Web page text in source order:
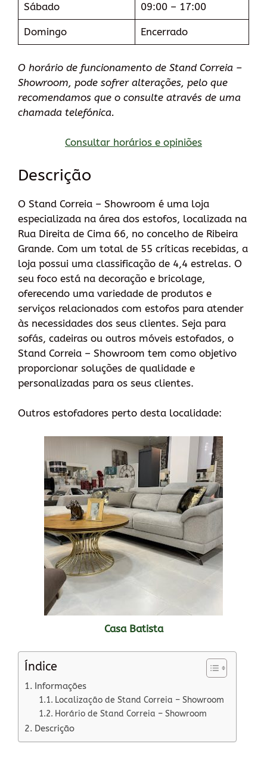
Sábado 09:00 – 17:00
Domingo Encerrado
O horário de funcionamento de Stand Correia –
Showroom, pode sofrer alterações, pelo que
recomendamos que o consulte através de uma
chamada telefónica.
Consultar horários e opiniões
Descrição
O Stand Correia – Showroom é uma loja
especializada na área dos estofos, localizada na
Rua Direita de Cima 66, no concelho de Ribeira
Grande. Com um total de 55 críticas recebidas, a
loja possui uma classificação de 4,4 estrelas. O
seu foco está na decoração e bricolage,
oferecendo uma variedade de produtos e
serviços relacionados com estofos para atender
às necessidades dos seus clientes. Seja para
sofás, cadeiras ou outros móveis estofados, o
Stand Correia – Showroom tem como objetivo
proporcionar soluções de qualidade e
personalizadas para os seus clientes.
Outros estofadores perto desta localidade:
Casa Batista
Índice
Informações
Localização de Stand Correia – Showroom
Horário de Stand Correia – Showroom
Descrição